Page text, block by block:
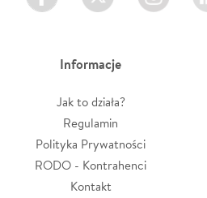
Informacje
Jak to działa?
Regulamin
Polityka Prywatności
RODO - Kontrahenci
Kontakt